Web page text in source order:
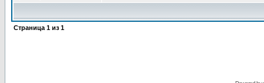
Страница 1 из 1